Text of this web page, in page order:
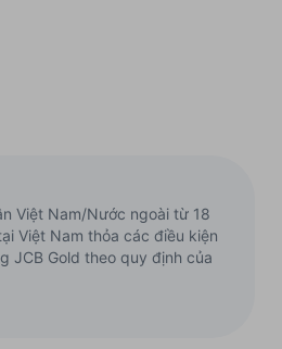
Việt Nam/Nước ngoài từ 18
Việt Nam thỏa các điều kiện
JCB Gold theo quy định của